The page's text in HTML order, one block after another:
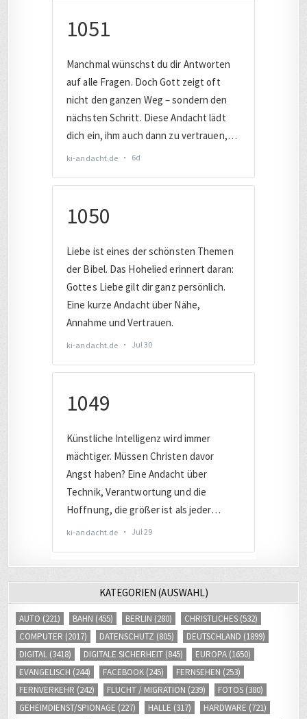
KATEGORIEN (AUSWAHL)
AUTO (221) BAHN (455) BERLIN (280) CHRISTLICHES (532)
COMPUTER (2017) DATENSCHUTZ (805) DEUTSCHLAND (1899)
DIGITAL (3418) DIGITALE SICHERHEIT (845) EUROPA (1650)
EVANGELISCH (244) FACEBOOK (245) FERNSEHEN (253)
FERNVERKEHR (242) FLUCHT / MIGRATION (239) FOTOS (380)
GEHEIMDIENST/SPIONAGE (227) HALLE (317) HARDWARE (721)